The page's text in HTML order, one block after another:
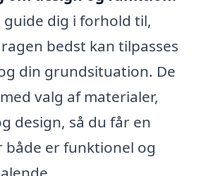
guide dig i forhold til,
bedst kan tilpasses
din grundsituation. De
valg af materialer,
design, så du får en
både er funktionel og